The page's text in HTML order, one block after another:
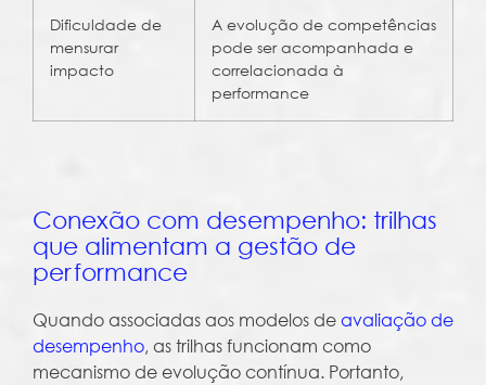
Dificuldade de
mensurar
impacto
A evolução de competências
pode ser acompanhada e
correlacionada à
performance
Conexão com desempenho: trilhas
que alimentam a gestão de
performance
Quando associadas aos modelos deavaliação de
desempenho, as trilhas funcionam como
mecanismo de evolução contínua. Portanto,